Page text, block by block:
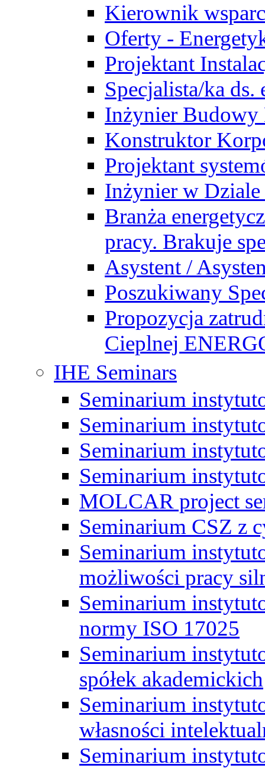
Kierownik
Oferty -
Projektant
Specjalista/ka
Inżynier
Konstruktor
Projektant
Inżynier w
Branża
pracy. Brakuje
Asystent /
Poszukiwany
Propozycja
Cieplnej
IHE Seminars
Seminarium
Seminarium
Seminarium
Seminarium
MOLCAR project
Seminarium CSZ z
Seminarium
możliwości pracy
Seminarium
normy ISO 17025
Seminarium
spółek akademickich
Seminarium
własności
Seminarium